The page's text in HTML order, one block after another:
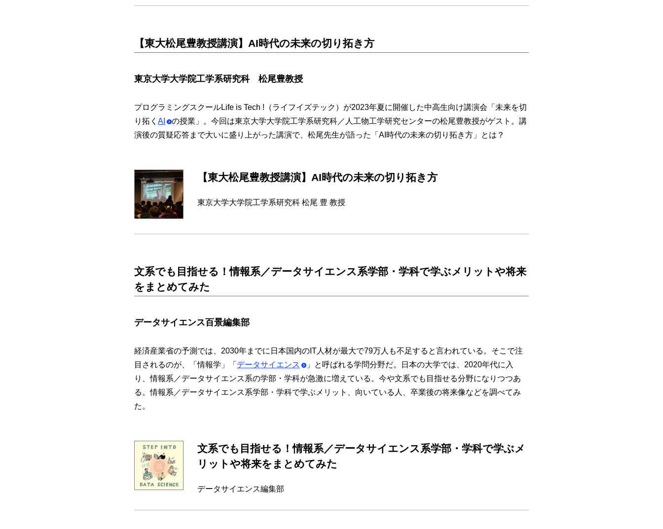
【東大松尾豊教授講演】AI時代の未来の切り拓き方
東京大学大学院工学系研究科 松尾豊教授
プログラミングスクールLife is Tech !（ライフイズテック）が2023年夏に開催した中高生向け講演会「未来を切
り拓く AI
の授業」。今回は東京大学大学院工学系研究科／人工物工学研究センターの松尾豊教授がゲスト。講
演後の質疑応答まで大いに盛り上がった講演で、松尾先生が語った「AI時代の未来の切り拓き方」とは？
【東大松尾豊教授講演】AI時代の未来の切り拓き方
東京大学大学院工学系研究科 松尾 豊 教授
文系でも目指せる！情報系／データサイエンス系学部・学科で学ぶメリットや将来
をまとめてみた
データサイエンス百景編集部
経済産業省の予測では、2030年までに日本国内のIT⼈材が最大で79万⼈も不⾜すると⾔われている。そこで注
目されるのが、「情報学」「 データサイエンス
」と呼ばれる学問分野だ。日本の大学では、2020年代に入
り、情報系／データサイエンス系の学部・学科が急激に増えている。今や文系でも目指せる分野になりつつあ
る。情報系／データサイエンス系学部・学科で学ぶメリット、向いている人、卒業後の将来像などを調べてみ
た。
文系でも目指せる！情報系／データサイエンス系学部・学科で学ぶメ
リットや将来をまとめてみた
データサイエンス編集部